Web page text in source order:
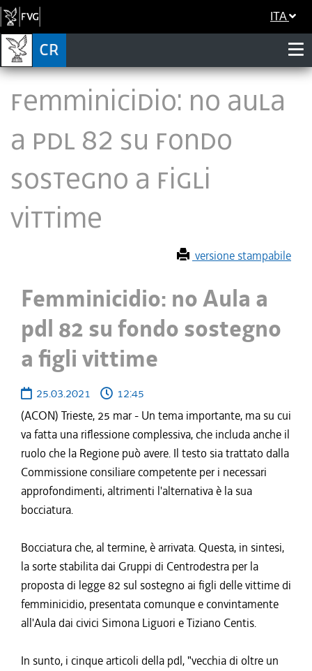
ITA
Femminicidio: no Aula
a pdl 82 su fondo
sostegno a figli
vittime
versione stampabile
Femminicidio: no Aula a
pdl 82 su fondo sostegno
a figli vittime
25.03.2021
12:45
(ACON) Trieste, 25 mar - Un tema importante, ma su cui
va fatta una riflessione complessiva, che includa anche il
ruolo che la Regione può avere. Il testo sia trattato dalla
Commissione consiliare competente per i necessari
approfondimenti, altrimenti l'alternativa è la sua
bocciatura.
Bocciatura che, al termine, è arrivata. Questa, in sintesi,
la sorte stabilita dai Gruppi di Centrodestra per la
proposta di legge 82 sul sostegno ai figli delle vittime di
femminicidio, presentata comunque e convintamente
all'Aula dai civici Simona Liguori e Tiziano Centis.
In sunto, i cinque articoli della pdl, "vecchia di oltre un